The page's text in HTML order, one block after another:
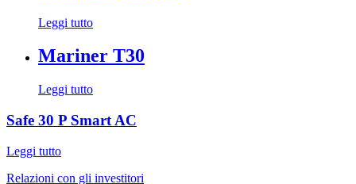
Leggi tutto
Mariner T30
Leggi tutto
Safe 30 P Smart AC
Leggi tutto
Relazioni con gli investitori